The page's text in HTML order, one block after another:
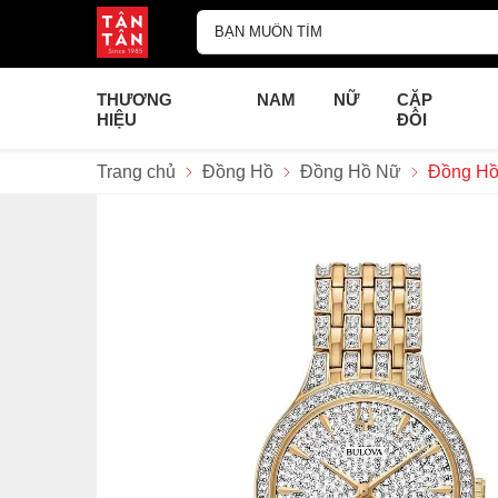
THƯƠNG
HIỆU
NAM NỮ
CẶP
ĐÔI
Trang chủ Đồng Hồ Đồng Hồ Nữ Đồng